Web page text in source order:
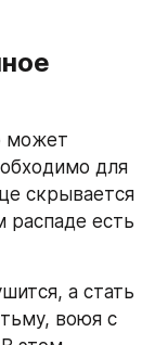
может
для
скрывается
распаде есть
а стать
воюя с